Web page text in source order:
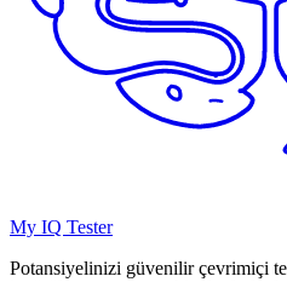
My IQ Tester
Potansiyelinizi güvenilir çevrimiçi